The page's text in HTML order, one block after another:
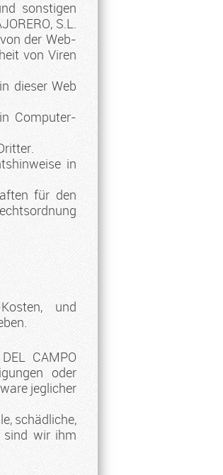
sonstigen
S.L.
der Web-
von Viren
dieser Web
Computer-
in
für den
und
CAMPO
oder
jeglicher
schädliche,
sind wir ihm